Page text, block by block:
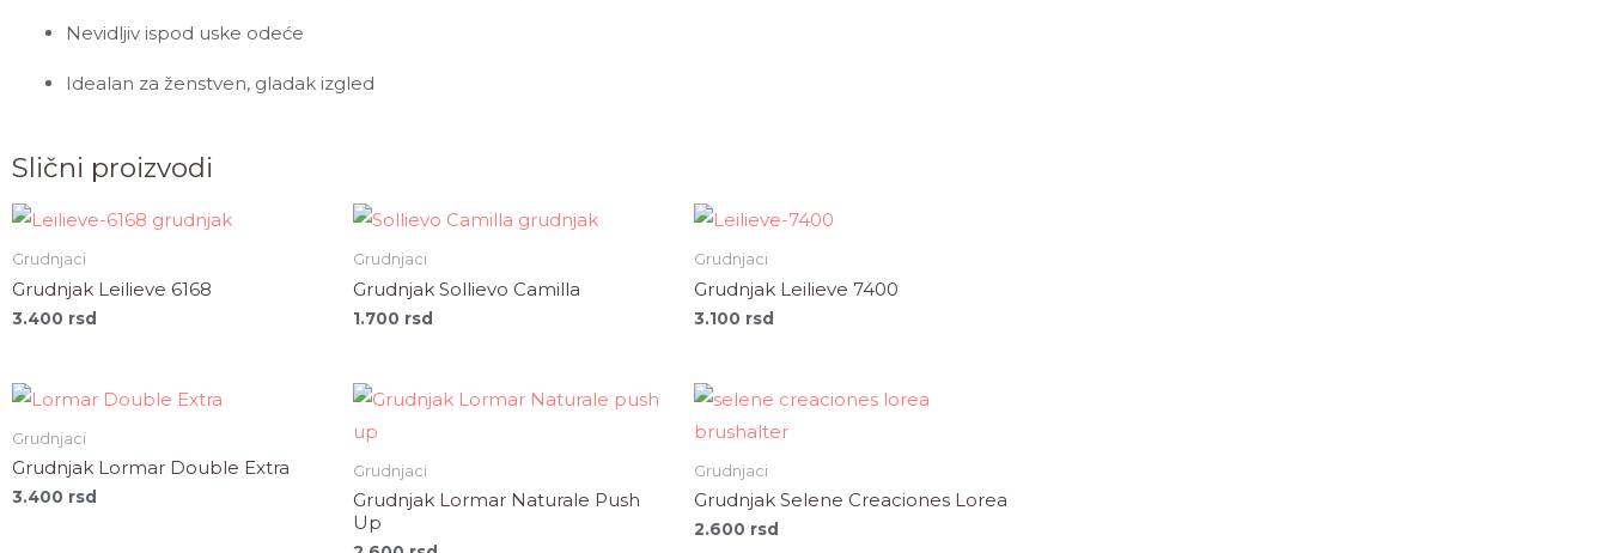
Nevidljiv ispod uske odeće
Idealan za ženstven, gladak izgled
Slični proizvodi
Grudnjaci
Grudnjak Leilieve 6168
3.400 rsd
Grudnjaci
Grudnjak Sollievo Camilla
1.700 rsd
Grudnjaci
Grudnjak Leilieve 7400
3.100 rsd
Grudnjaci
Grudnjak Lormar Double Extra
3.400 rsd
Grudnjaci
Grudnjak Lormar Naturale Push
Up
Grudnjaci
Grudnjak Selene Creaciones Lorea
2.600 rsd